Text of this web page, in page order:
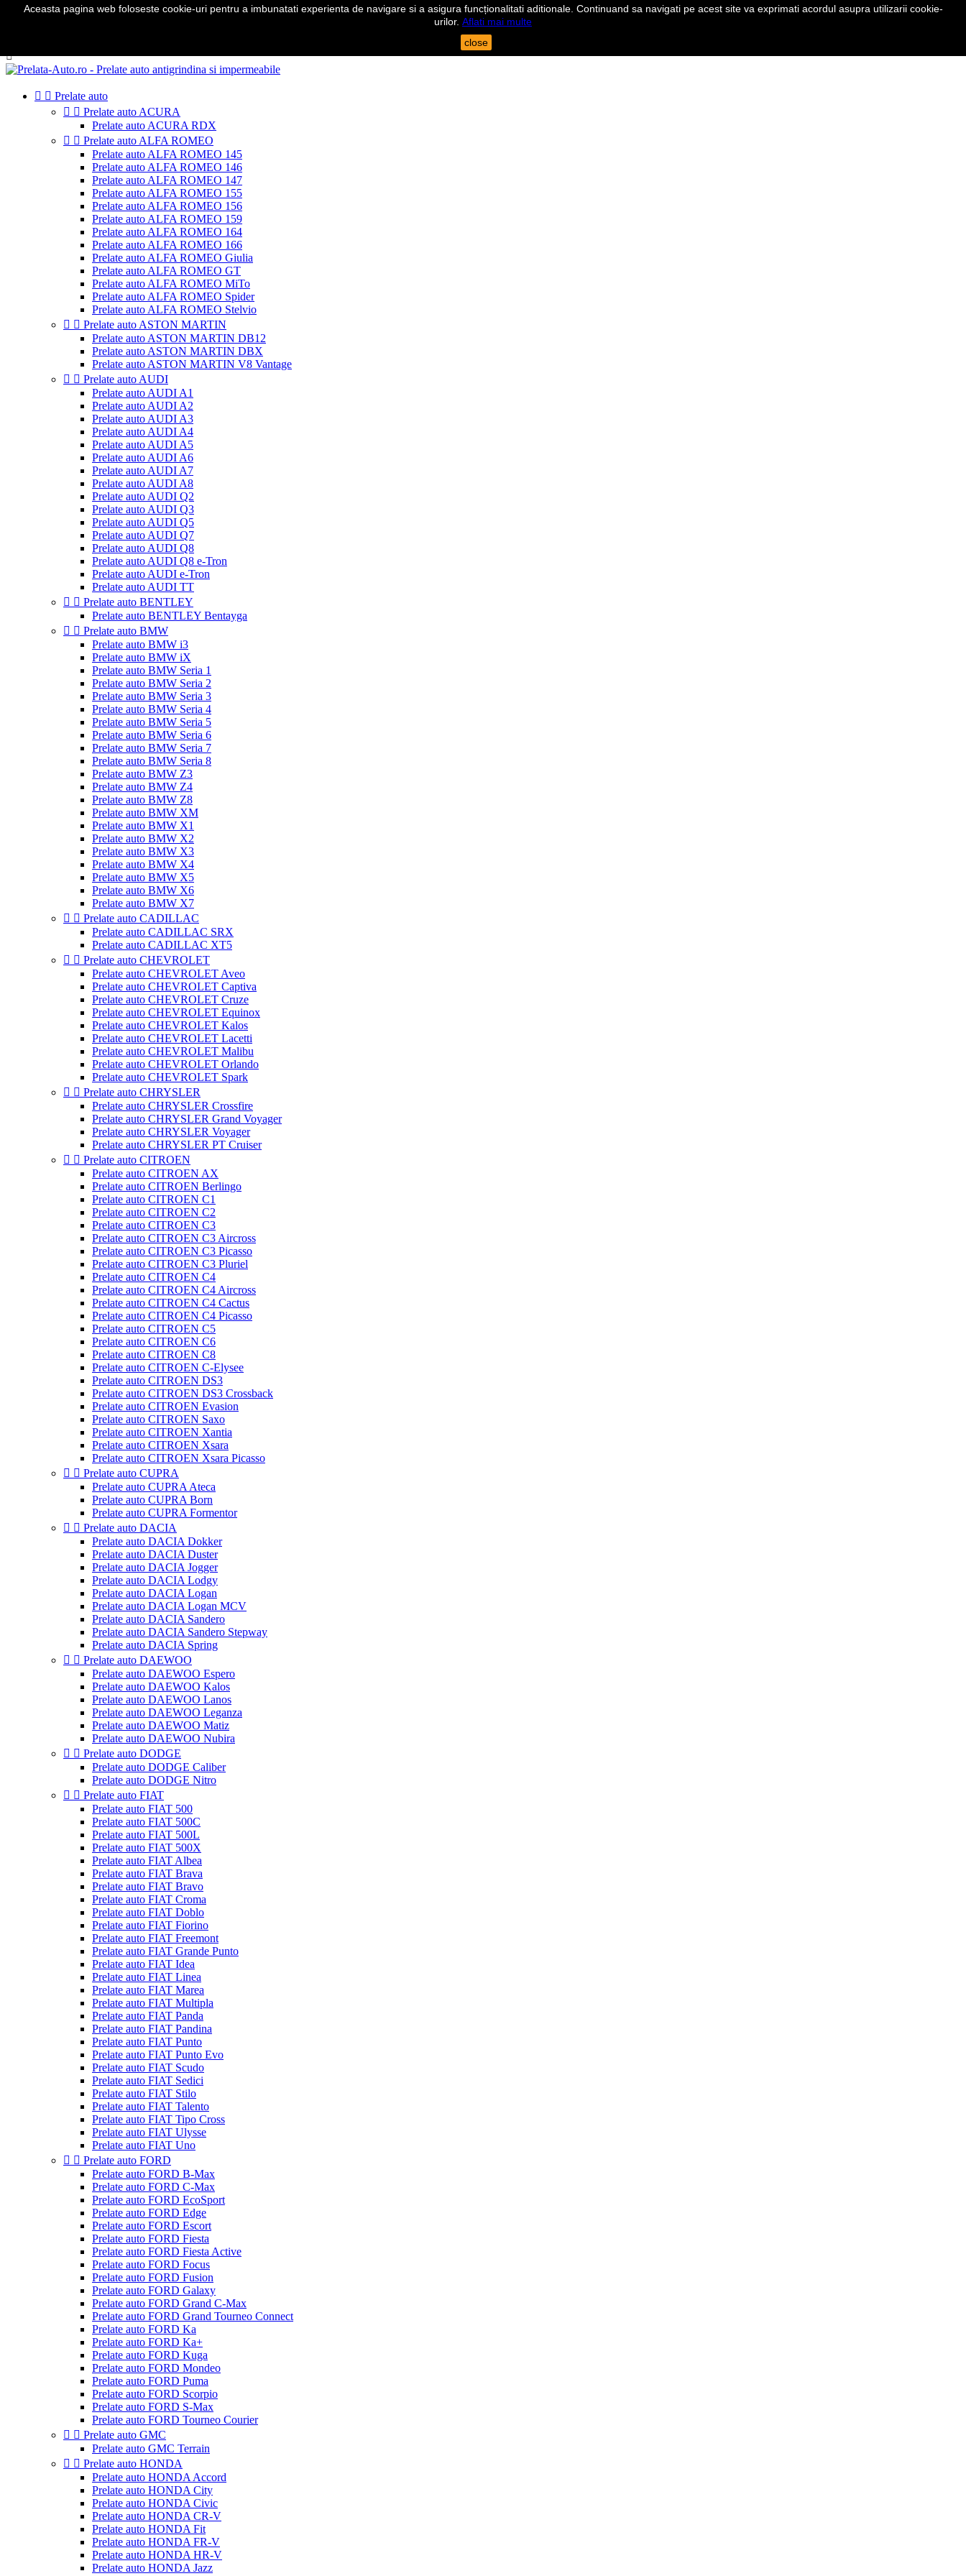
Telefon:0724 571 115

  Prelate auto
  Prelate auto ACURA
Prelate auto ACURA RDX
  Prelate auto ALFA ROMEO
Prelate auto ALFA ROMEO 145
Prelate auto ALFA ROMEO 146
Prelate auto ALFA ROMEO 147
Prelate auto ALFA ROMEO 155
Prelate auto ALFA ROMEO 156
Prelate auto ALFA ROMEO 159
Prelate auto ALFA ROMEO 164
Prelate auto ALFA ROMEO 166
Prelate auto ALFA ROMEO Giulia
Prelate auto ALFA ROMEO GT
Prelate auto ALFA ROMEO MiTo
Prelate auto ALFA ROMEO Spider
Prelate auto ALFA ROMEO Stelvio
  Prelate auto ASTON MARTIN
Prelate auto ASTON MARTIN DB12
Prelate auto ASTON MARTIN DBX
Prelate auto ASTON MARTIN V8 Vantage
  Prelate auto AUDI
Prelate auto AUDI A1
Prelate auto AUDI A2
Prelate auto AUDI A3
Prelate auto AUDI A4
Prelate auto AUDI A5
Prelate auto AUDI A6
Prelate auto AUDI A7
Prelate auto AUDI A8
Prelate auto AUDI Q2
Prelate auto AUDI Q3
Prelate auto AUDI Q5
Prelate auto AUDI Q7
Prelate auto AUDI Q8
Prelate auto AUDI Q8 e-Tron
Prelate auto AUDI e-Tron
Prelate auto AUDI TT
  Prelate auto BENTLEY
Prelate auto BENTLEY Bentayga
  Prelate auto BMW
Prelate auto BMW i3
Prelate auto BMW iX
Prelate auto BMW Seria 1
Prelate auto BMW Seria 2
Prelate auto BMW Seria 3
Prelate auto BMW Seria 4
Prelate auto BMW Seria 5
Prelate auto BMW Seria 6
Prelate auto BMW Seria 7
Prelate auto BMW Seria 8
Prelate auto BMW Z3
Prelate auto BMW Z4
Prelate auto BMW Z8
Prelate auto BMW XM
Prelate auto BMW X1
Prelate auto BMW X2
Prelate auto BMW X3
Prelate auto BMW X4
Prelate auto BMW X5
Prelate auto BMW X6
Prelate auto BMW X7
  Prelate auto CADILLAC
Prelate auto CADILLAC SRX
Prelate auto CADILLAC XT5
  Prelate auto CHEVROLET
Prelate auto CHEVROLET Aveo
Prelate auto CHEVROLET Captiva
Prelate auto CHEVROLET Cruze
Prelate auto CHEVROLET Equinox
Prelate auto CHEVROLET Kalos
Prelate auto CHEVROLET Lacetti
Prelate auto CHEVROLET Malibu
Prelate auto CHEVROLET Orlando
Prelate auto CHEVROLET Spark
  Prelate auto CHRYSLER
Prelate auto CHRYSLER Crossfire
Prelate auto CHRYSLER Grand Voyager
Prelate auto CHRYSLER Voyager
Prelate auto CHRYSLER PT Cruiser
  Prelate auto CITROEN
Prelate auto CITROEN AX
Prelate auto CITROEN Berlingo
Prelate auto CITROEN C1
Prelate auto CITROEN C2
Prelate auto CITROEN C3
Prelate auto CITROEN C3 Aircross
Prelate auto CITROEN C3 Picasso
Prelate auto CITROEN C3 Pluriel
Prelate auto CITROEN C4
Prelate auto CITROEN C4 Aircross
Prelate auto CITROEN C4 Cactus
Prelate auto CITROEN C4 Picasso
Prelate auto CITROEN C5
Prelate auto CITROEN C6
Prelate auto CITROEN C8
Prelate auto CITROEN C-Elysee
Prelate auto CITROEN DS3
Prelate auto CITROEN DS3 Crossback
Prelate auto CITROEN Evasion
Prelate auto CITROEN Saxo
Prelate auto CITROEN Xantia
Prelate auto CITROEN Xsara
Prelate auto CITROEN Xsara Picasso
  Prelate auto CUPRA
Prelate auto CUPRA Ateca
Prelate auto CUPRA Born
Prelate auto CUPRA Formentor
  Prelate auto DACIA
Prelate auto DACIA Dokker
Prelate auto DACIA Duster
Prelate auto DACIA Jogger
Prelate auto DACIA Lodgy
Prelate auto DACIA Logan
Prelate auto DACIA Logan MCV
Prelate auto DACIA Sandero
Prelate auto DACIA Sandero Stepway
Prelate auto DACIA Spring
  Prelate auto DAEWOO
Prelate auto DAEWOO Espero
Prelate auto DAEWOO Kalos
Prelate auto DAEWOO Lanos
Prelate auto DAEWOO Leganza
Prelate auto DAEWOO Matiz
Prelate auto DAEWOO Nubira
  Prelate auto DODGE
Prelate auto DODGE Caliber
Prelate auto DODGE Nitro
  Prelate auto FIAT
Prelate auto FIAT 500
Prelate auto FIAT 500C
Prelate auto FIAT 500L
Prelate auto FIAT 500X
Prelate auto FIAT Albea
Prelate auto FIAT Brava
Prelate auto FIAT Bravo
Prelate auto FIAT Croma
Prelate auto FIAT Doblo
Prelate auto FIAT Fiorino
Prelate auto FIAT Freemont
Prelate auto FIAT Grande Punto
Prelate auto FIAT Idea
Prelate auto FIAT Linea
Prelate auto FIAT Marea
Prelate auto FIAT Multipla
Prelate auto FIAT Panda
Prelate auto FIAT Pandina
Prelate auto FIAT Punto
Prelate auto FIAT Punto Evo
Prelate auto FIAT Scudo
Prelate auto FIAT Sedici
Prelate auto FIAT Stilo
Prelate auto FIAT Talento
Prelate auto FIAT Tipo Cross
Prelate auto FIAT Ulysse
Prelate auto FIAT Uno
  Prelate auto FORD
Prelate auto FORD B-Max
Prelate auto FORD C-Max
Prelate auto FORD EcoSport
Prelate auto FORD Edge
Prelate auto FORD Escort
Prelate auto FORD Fiesta
Prelate auto FORD Fiesta Active
Prelate auto FORD Focus
Prelate auto FORD Fusion
Prelate auto FORD Galaxy
Prelate auto FORD Grand C-Max
Prelate auto FORD Grand Tourneo Connect
Prelate auto FORD Ka
Prelate auto FORD Ka+
Prelate auto FORD Kuga
Prelate auto FORD Mondeo
Prelate auto FORD Puma
Prelate auto FORD Scorpio
Prelate auto FORD S-Max
Prelate auto FORD Tourneo Courier
  Prelate auto GMC
Prelate auto GMC Terrain
  Prelate auto HONDA
Prelate auto HONDA Accord
Prelate auto HONDA City
Prelate auto HONDA Civic
Prelate auto HONDA CR-V
Prelate auto HONDA Fit
Prelate auto HONDA FR-V
Prelate auto HONDA HR-V
Prelate auto HONDA Jazz
Aceasta pagina web foloseste cookie-uri pentru a imbunatati experienta de navigare si a asigura funcționalitati aditionale. Continuand sa navigati pe acest site va exprimati acordul asupra utilizarii cookie-
urilor. Aflati mai multe
close